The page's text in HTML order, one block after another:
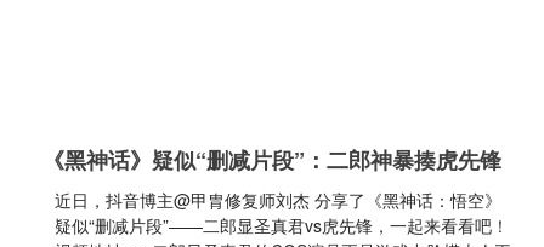
《黑神话》疑似“删减片段”：二郎神暴揍虎先锋
近日，抖音博主@甲胄修复师刘杰 分享了《黑神话：悟空》
疑似“删减片段”——二郎显圣真君vs虎先锋，一起来看看吧！